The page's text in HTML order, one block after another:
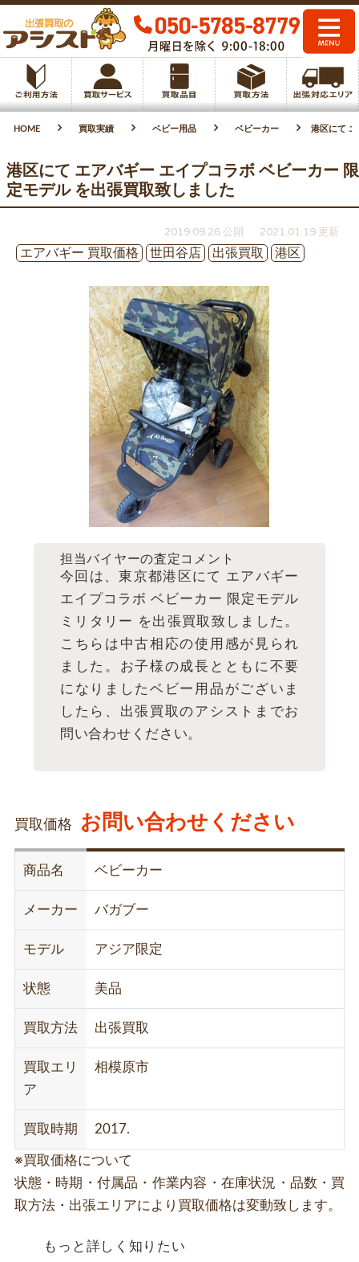
HOME 買取実績 ベビー用品 ベビーカー 港区にて
港区にて エアバギー エイプコラボ ベビーカー 限
定モデル を出張買取致しました
2019.09.26 公開
2021.01.19 更新
エアバギー 買取価格
世田谷店 出張買取 港区
担当バイヤーの査定コメント
今回は、東京都港区にて エアバギー
エイプコラボ ベビーカー 限定モデル
ミリタリー を出張買取致しました。
こちらは中古相応の使用感が見られ
ました。お子様の成長とともに不要
になりましたベビー用品がございま
したら、出張買取のアシストまでお
問い合わせください。
買取価格 お問い合わせください
商品名 ベビーカー
メーカー バガブー
モデル アジア限定
状態 美品
買取方法 出張買取
買取エリ
ア
相模原市
買取時期 2017.
※買取価格について
状態・時期・付属品・作業内容・在庫状況・品数・買
取方法・出張エリアにより買取価格は変動致します。
もっと詳しく知りたい